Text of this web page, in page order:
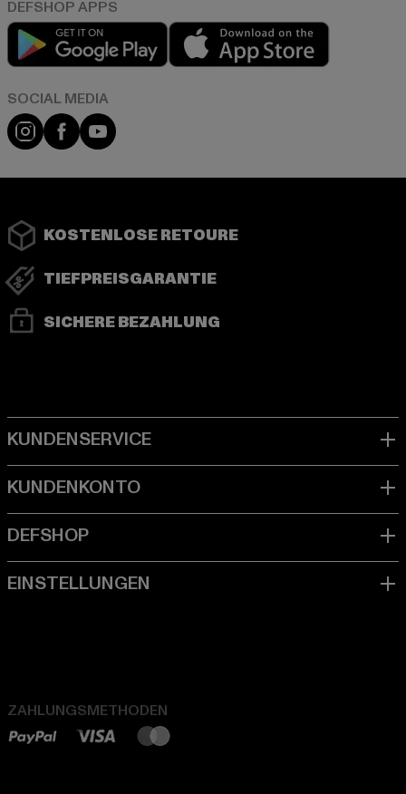
Play market
Instagram
FacebookYouTube
KOSTENLOSE RETOURE
TIEFPREISGARANTIE
SICHERE BEZAHLUNG
ZAHLUNGSMETHODEN